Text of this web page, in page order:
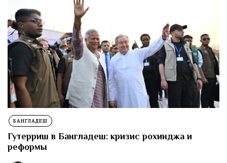
БАНГЛАДЕШ
Гутерриш в Бангладеш: кризис рохинджа и
реформы